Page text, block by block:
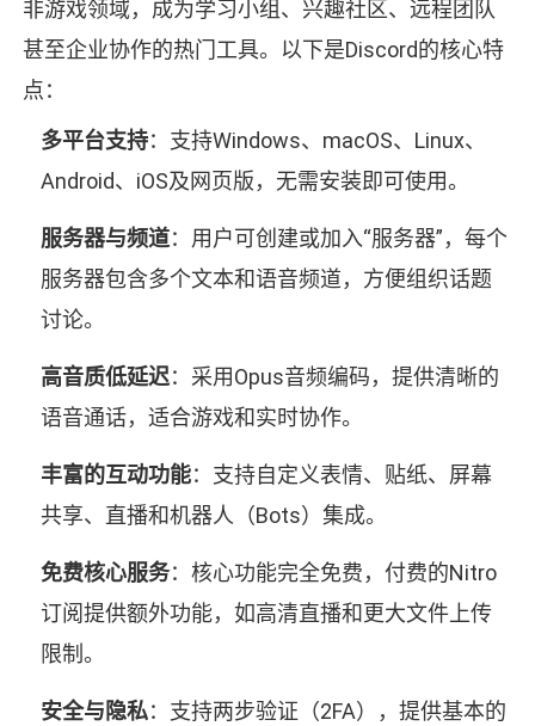
非游戏领域，成为学习小组、兴趣社区、远程团队
甚至企业协作的热门工具。以下是Discord的核心特
点：
多平台支持：支持Windows、macOS、Linux、
Android、iOS及网页版，无需安装即可使用。
服务器与频道：用户可创建或加入“服务器”，每个
服务器包含多个文本和语音频道，方便组织话题
讨论。
高音质低延迟：采用Opus音频编码，提供清晰的
语音通话，适合游戏和实时协作。
丰富的互动功能：支持自定义表情、贴纸、屏幕
共享、直播和机器人（Bots）集成。
免费核心服务：核心功能完全免费，付费的Nitro
订阅提供额外功能，如高清直播和更大文件上传
限制。
安全与隐私：支持两步验证（2FA），提供基本的